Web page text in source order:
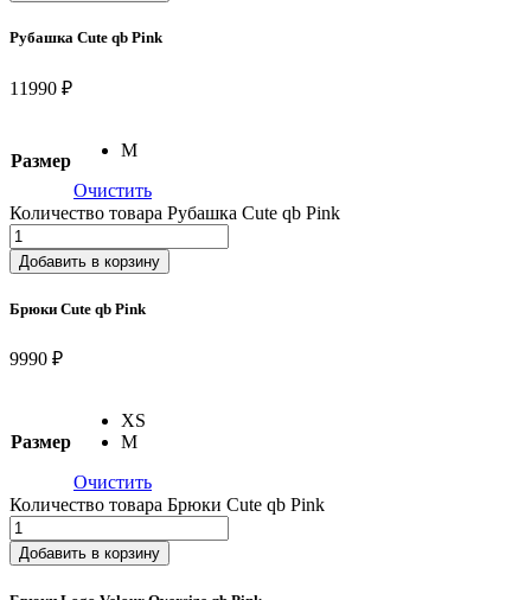
Рубашка Cute qb Pink
11990 ₽
Размер
M
Очистить
Количество товара Рубашка Cute qb Pink
Добавить в корзину
Брюки Cute qb Pink
9990 ₽
Размер
XS
M
Очистить
Количество товара Брюки Cute qb Pink
Добавить в корзину